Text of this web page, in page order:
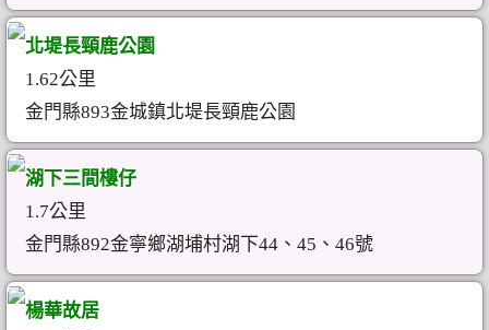
北堤長頸鹿公園
1.62公里
金門縣893金城鎮北堤長頸鹿公園
湖下三間樓仔
1.7公里
金門縣892金寧鄉湖埔村湖下44、45、46號
楊華故居